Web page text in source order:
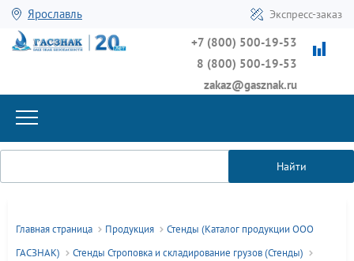
Ярославль Экспресс-заказ
+7 (800) 500-19-53
8 (800) 500-19-53
zakaz@gasznak.ru
Найти
Главная страница Продукция
Стенды (Каталог продукции ООО
ГАСЗНАК)
Стенды Строповка и складирование грузов (Стенды)